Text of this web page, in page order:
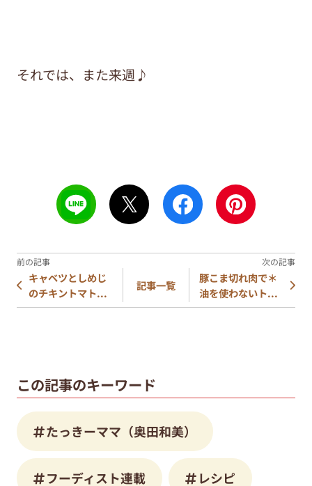
それでは、また来週♪
キャベツとしめじ
のチキントマト...
記事一覧
豚こま切れ肉で＊
油を使わないト...
この記事のキーワード
たっきーママ（奥田和美）
フーディスト連載 レシピ